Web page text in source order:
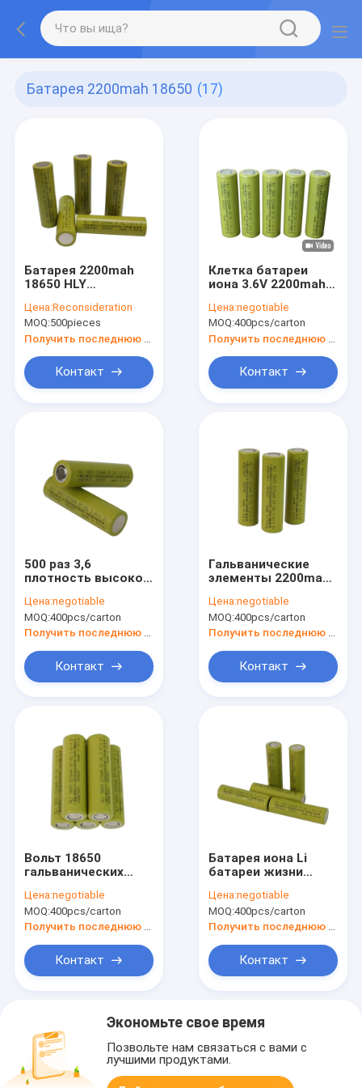
Батарея 2200mah 18650 (17)
Батарея 2200mah
18650 HLY
цилиндрическая
для электрических
велосипедов
Цена:Reconsideration
MOQ:500pieces
Контакт
Клетка батареи
иона 3.6V 2200mah
перезаряжаемые
цилиндрическая
Цена:negotiable
MOQ:400pcs/carton
Контакт
500 раз 3,6
плотность высокой
лития 2200mah
18650 вольта
перезаряжаемые
Цена:negotiable
MOQ:400pcs/carton
Контакт
Гальванические
элементы 2200mah
защиты
перезаряжаемые
для EV
Цена:negotiable
MOQ:400pcs/carton
Контакт
Вольт 18650
гальванических
электрического
автомобиля лития
электропитания
перезаряжаемые
Цена:negotiable
MOQ:400pcs/carton
Получить последнюю цену
Контакт
Батарея иона Li
батареи жизни
2200mah BIS 18650
цилиндрическая
для велосипедов
Цена:negotiable
MOQ:400pcs/carton
Получить последнюю цену
Контакт
Экономьте свое время
Позвольте нам связаться с вами с
лучшими продуктами.